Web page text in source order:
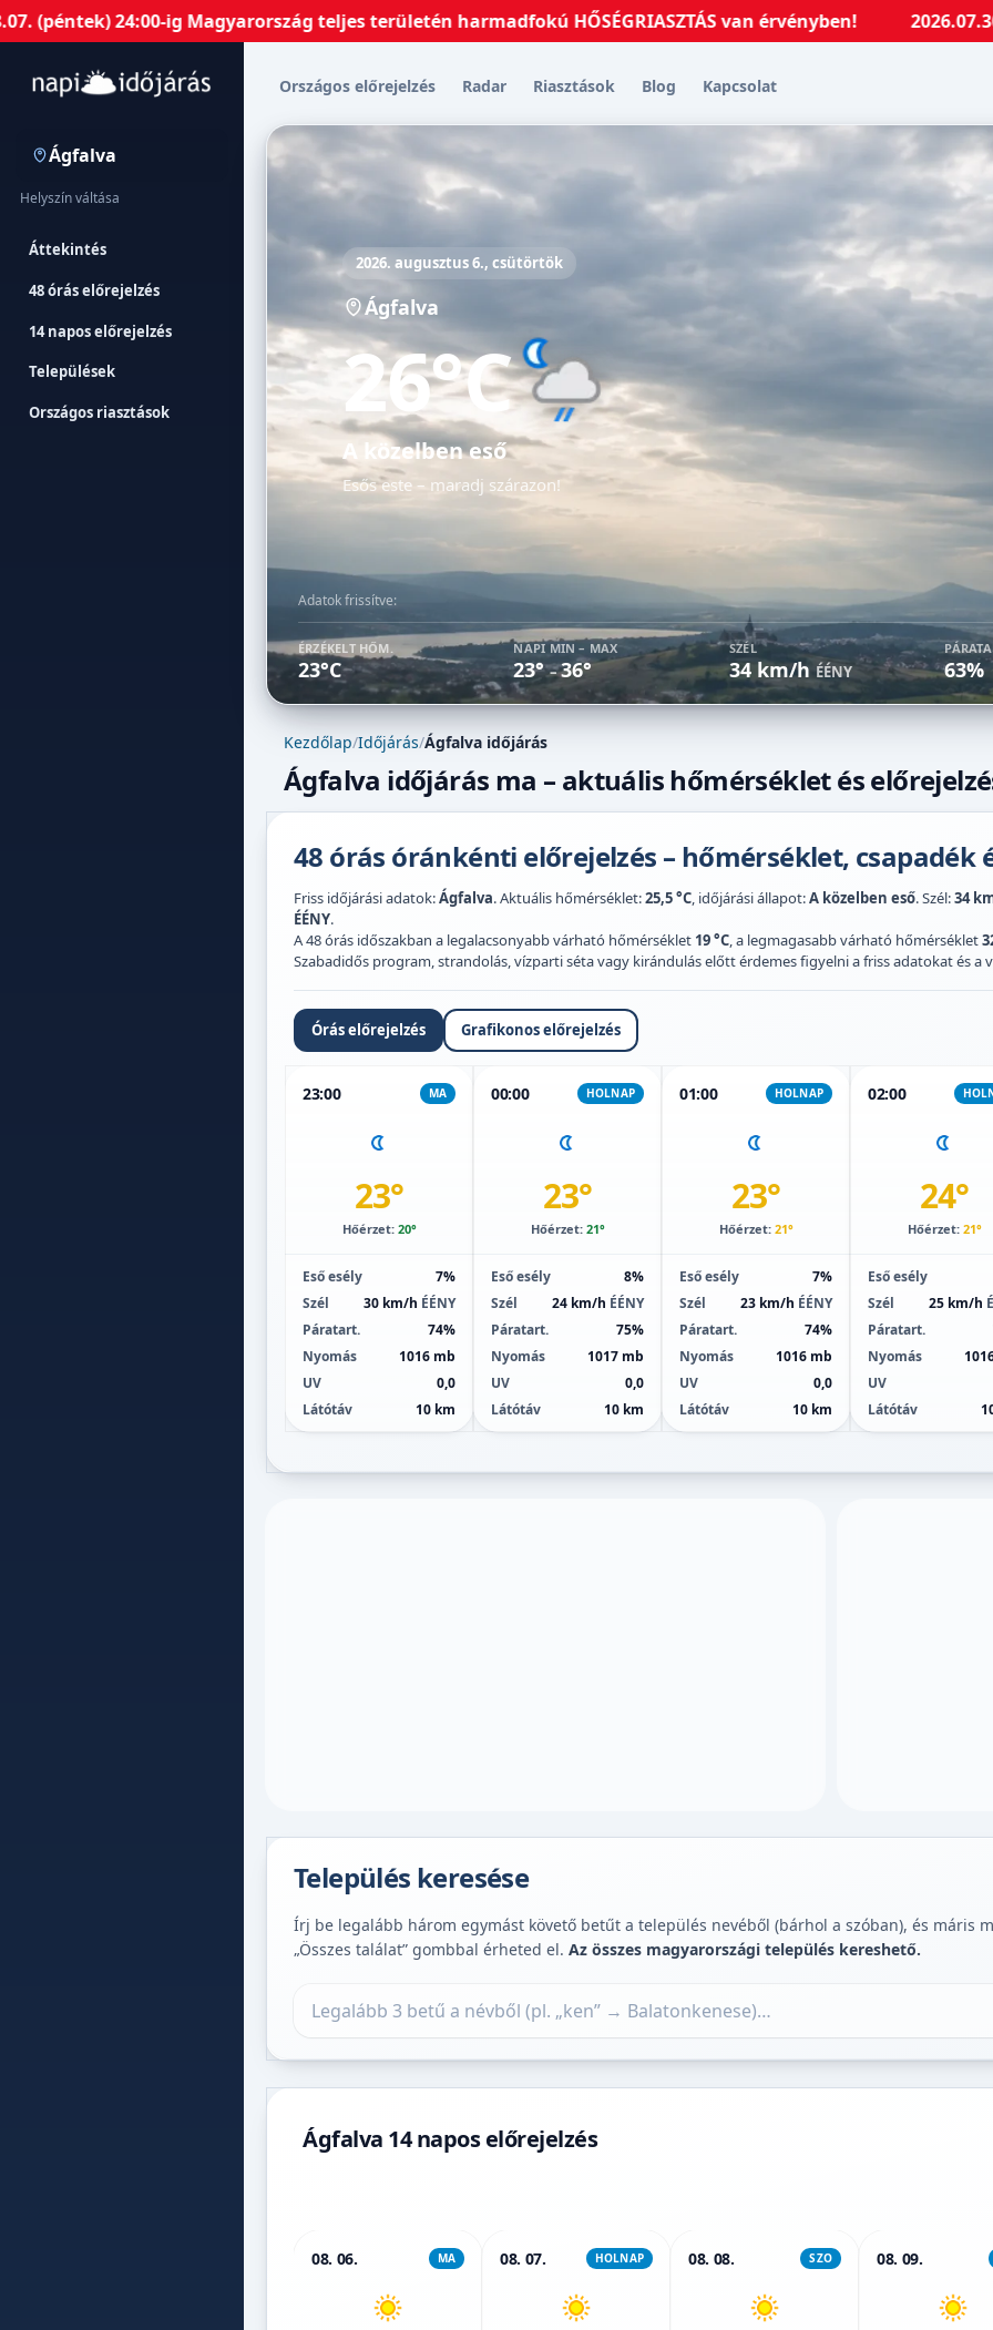
24:00-ig Magyarország teljes területén harmadfokú HŐSÉGRIASZTÁS van érvényben! 2026.07.30.
Ágfalva
Helyszín váltása
Áttekintés
48 órás előrejelzés
14 napos előrejelzés
Települések
Országos riasztások
Országos előrejelzés Radar Riasztások Blog Kapcsolat
2026. augusztus 6., csütörtök
Ágfalva
26°C
A közelben eső
Esős este – maradj szárazon!
Adatok frissítve:
ÉRZÉKELT HŐM.
23°C
NAPI MIN – MAX
23° –36°
SZÉL
34 km/hÉÉNY 63%
Kezdőlap/Időjárás/Ágfalva időjárás
Ágfalva időjárás ma – aktuális hőmérséklet és
48 órás óránkénti előrejelzés – hőmérséklet, csapadék
Friss időjárási adatok:Ágfalva. Aktuális hőmérséklet:25,5 °C, időjárási állapot:A közelben eső. Szél:34
ÉÉNY.
A 48 órás időszakban a legalacsonyabb várható hőmérséklet 19 °C, a legmagasabb várható hőmérséklet
Szabadidős program, strandolás, vízparti séta vagy kirándulás előtt érdemes figyelni a friss adatokat és a
Órás előrejelzés Grafikonos előrejelzés
23:00 MA
23°
Hőérzet: 20°
Eső esély
7%
Szél
30 km/h ÉÉNY
Páratart.
74%
Nyomás
1016 mb
UV
0,0
Látótáv
10 km
00:00 HOLNAP
23°
Hőérzet: 21°
Eső esély
8%
Szél
24 km/h ÉÉNY
Páratart.
75%
Nyomás
1017 mb
UV
0,0
Látótáv
10 km
01:00 HOLNAP
23°
Hőérzet: 21°
Eső esély
7%
Szél
23 km/h ÉÉNY
Páratart.
74%
Nyomás
1016 mb
UV
0,0
Látótáv
10 km
02:00
24°
Hőérzet: 21°
Eső esély
Szél
25 km/h
Páratart.
Nyomás
UV
Látótáv
Település keresése
Írj be legalább három egymást követő betűt a település nevéből (bárhol a szóban), és máris
„Összes találat” gombbal érheted el. Az összes magyarországi település kereshető.
Ágfalva 14 napos előrejelzés
08. 06. MA 08. 07. HOLNAP 08. 08. SZO 08. 09.